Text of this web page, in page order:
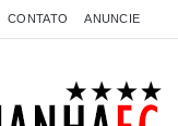
CONTATO ANUNCIE